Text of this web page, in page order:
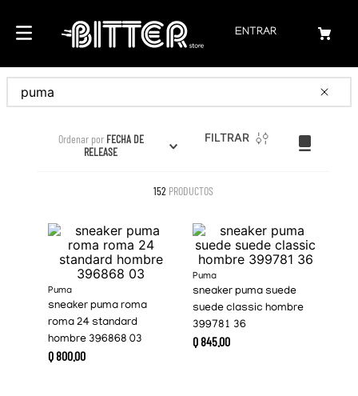
ENTRAR
Buscar
Ordenar por FECHA DE
RELEASE
FILTRAR
152 PRODUCTOS
Puma
sneaker puma roma
roma 24 standard
hombre 396868 03
Q800.00
Puma
sneaker puma suede
suede classic hombre
399781 36
Q845.00